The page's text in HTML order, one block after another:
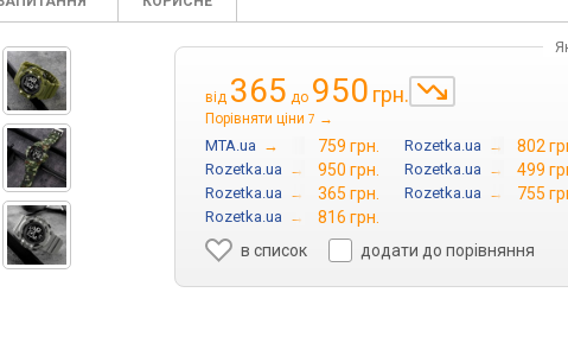
від 365 до 950 грн.
Порівняти ціни 7 →
MTA.ua → 759 грн. Rozetka.ua → 802
Rozetka.ua → 950 грн. Rozetka.ua → 499
Rozetka.ua → 365 грн. Rozetka.ua → 755
Rozetka.ua →
816 грн.
в список
додати до порівняння